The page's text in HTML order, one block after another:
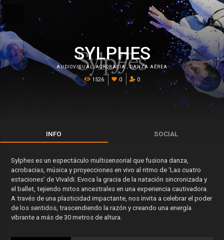
SYLPHES
AUDIOVISUAL,ACROBACIA ,DANZA AÉREA
1526 0 0
INFO SOCIAL
Sylphes es un espectáculo multisensorial que fusiona danza,
acrobacias, música y proyecciones en vivo al ritmo de ‘Las cuatro
estaciones’ de Vivaldi. Evoca la gracia de la natación sincronizada y
el ballet, tejiendo mitos ancestrales en una experiencia cautivadora.
A través de una plasticidad impactante, nos invita a celebrar el poder
de los sentidos, trascendiendo la razón y creando una energía
vibrante a más de 30 metros de altura.